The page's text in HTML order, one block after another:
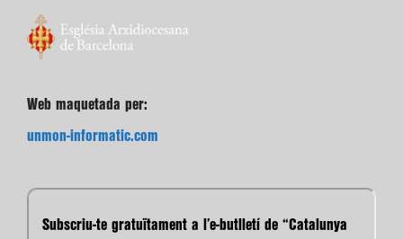
Web maquetada per:
unmon-informatic.com
Subscriu-te gratuïtament a l’e-butlletí de “Catalunya